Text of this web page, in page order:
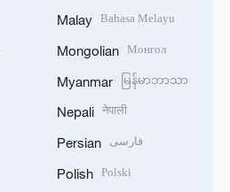
Malay Bahasa Melayu
Mongolian Монгол
Myanmar မြန်မာဘာသာ
Nepali नेपाली
Persian فارسی
Polish Polski